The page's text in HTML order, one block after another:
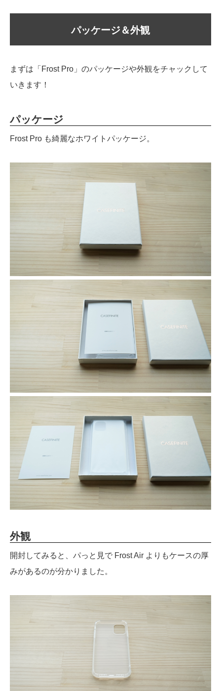
パッケージ＆外観
まずは「Frost Pro」のパッケージや外観をチャックして
いきます！
パッケージ
Frost Pro も綺麗なホワイトパッケージ。
外観
開封してみると、パっと見で Frost Air よりもケースの厚
みがあるのが分かりました。